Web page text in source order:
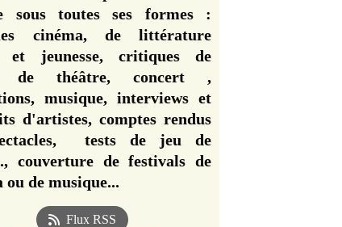
sous toutes ses formes :
cinéma, de littérature
et jeunesse, critiques de
de théâtre, concert ,
musique, interviews et
d'artistes, comptes rendus
tests de jeu de
couverture de festivals de
ou de musique...
Flux RSS